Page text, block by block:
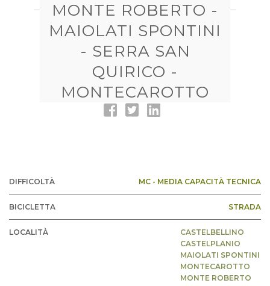
MONTE ROBERTO -
MAIOLATI SPONTINI
- SERRA SAN
QUIRICO -
MONTECAROTTO
DIFFICOLTÀ MC - MEDIA CAPACITÀ TECNICA
BICICLETTA STRADA
LOCALITÀ
CASTELBELLINO
CASTELPLANIO
MAIOLATI SPONTINI
MONTECAROTTO
MONTE ROBERTO